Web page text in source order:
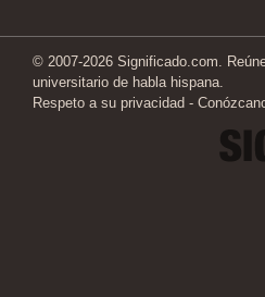
© 2007-2026 Significado.com.
universitario de habla hispana.
Respeto a su privacidad -